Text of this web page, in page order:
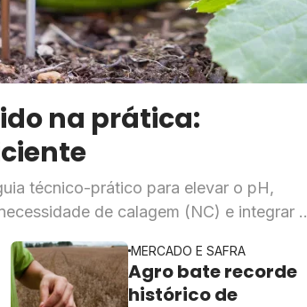
sistema de produção
na prática:
técnico-prático para elevar o pH,
de calagem (NC) e integrar a
MERCADO E SAFRA
Agro bate recorde
histórico de